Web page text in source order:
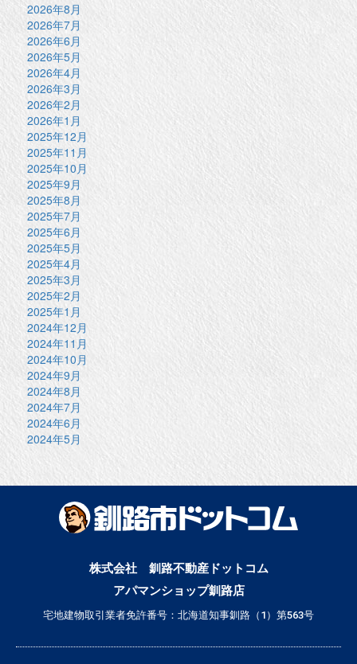
2026年8月
2026年7月
2026年6月
2026年5月
2026年4月
2026年3月
2026年2月
2026年1月
2025年12月
2025年11月
2025年10月
2025年9月
2025年8月
2025年7月
2025年6月
2025年5月
2025年4月
2025年3月
2025年2月
2025年1月
2024年12月
2024年11月
2024年10月
2024年9月
2024年8月
2024年7月
2024年6月
2024年5月
株式会社 釧路不動産ドットコム
アパマンショップ釧路店
宅地建物取引業者免許番号：北海道知事釧路（1）第563号